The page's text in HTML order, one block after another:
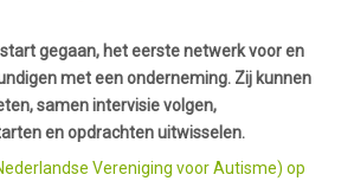
start gegaan, het eerste netwerk voor en
met een onderneming. Zij kunnen
samen intervisie volgen,
en opdrachten uitwisselen.
Vereniging voor Autisme) op